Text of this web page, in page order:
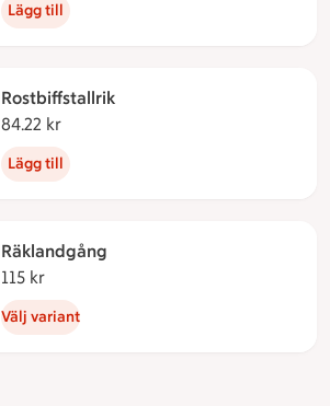
Lägg till
Rostbiffstallrik
84.22 kr
Lägg till
Räklandgång
115 kr
Välj variant